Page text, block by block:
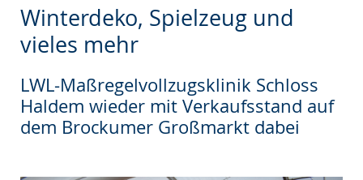
Winterdeko, Spielzeug und
vieles mehr
LWL-Maßregelvollzugsklinik Schloss
Haldem wieder mit Verkaufsstand auf
dem Brockumer Großmarkt dabei
Sprache
wechseln.
Unterstützung.
in
Deutscher
Gebärdensprache
wird
angezeigt.